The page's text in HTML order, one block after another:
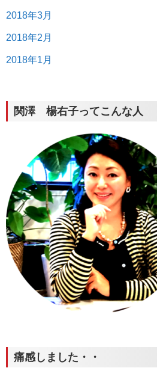
2018年3月
2018年2月
2018年1月
関澤 楊右子ってこんな人
痛感しました・・